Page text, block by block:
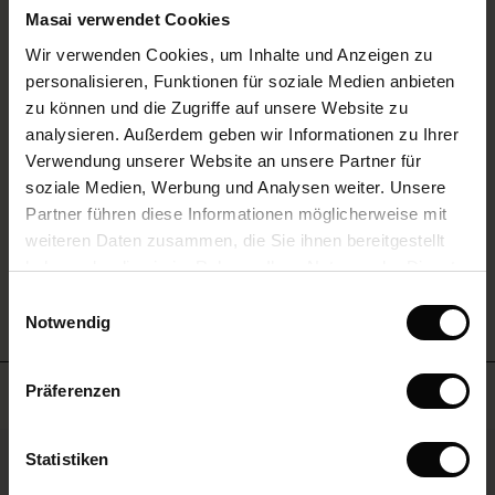
Masai verwendet Cookies
Wir verwenden Cookies, um Inhalte und Anzeigen zu
personalisieren, Funktionen für soziale Medien anbieten
zu können und die Zugriffe auf unsere Website zu
analysieren. Außerdem geben wir Informationen zu Ihrer
Verwendung unserer Website an unsere Partner für
soziale Medien, Werbung und Analysen weiter. Unsere
Partner führen diese Informationen möglicherweise mit
weiteren Daten zusammen, die Sie ihnen bereitgestellt
haben oder die sie im Rahmen Ihrer Nutzung der Dienste
Notwendig
Präferenzen
Statistiken
(Sale)
(Sale)
Sale
Sale
im Sale
First Layers
Begins – Pre-Autumn 2026
Ease - Summer 2026
- Summer 2026
- Spring 2026
– Spring 2026
- Spring 2026
Sets
Leinen
– 2 kaufen, 10% sparen
– Ihre Garderobe beginnt hier
rating
Luftiges Kleid
Das Kleid ist sehr schön geschnitten und trägt sich angenehm. Gerade bei
heißem Wetter prima. Sehr zu empfehlen.
Cornelia M.
EINE BEWERTUNG SCHREIBEN
ALLE BEWERTUNGEN ANSEHEN
Meistverkauft